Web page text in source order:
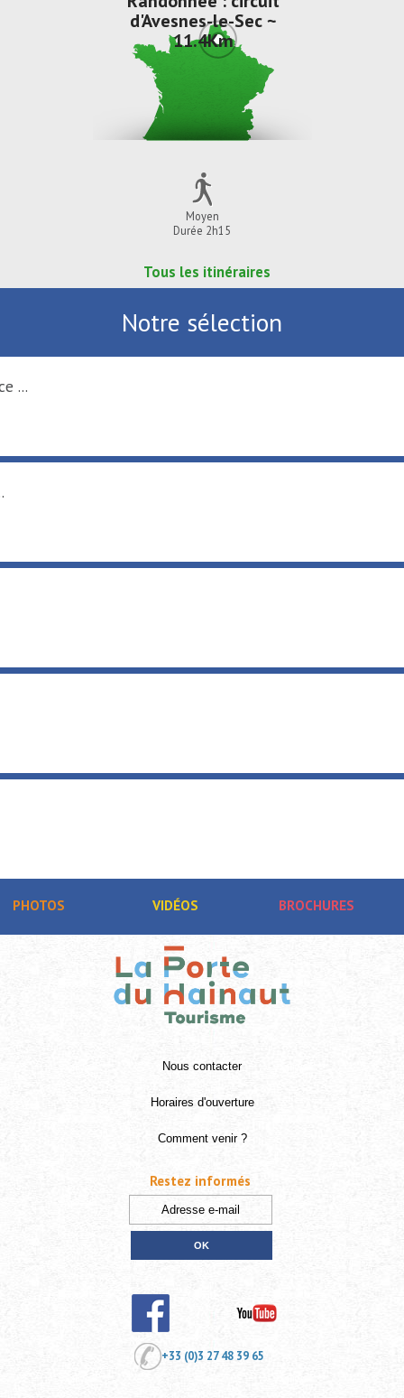
d'Avesnes-le-Sec ~
11.4Km
Moyen
Durée 2h15
Tous les itinéraires
Notre sélection
...
PHOTOS VIDÉOS BROCHURES
Nous contacter
Horaires d'ouverture
Comment venir ?
+33 (0)3 27 48 39 65
Restez informés